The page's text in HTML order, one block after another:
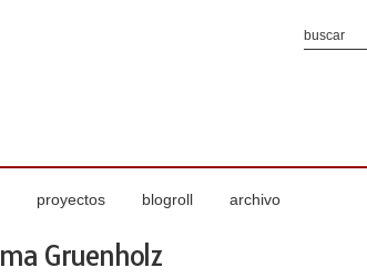
proyectos blogroll archivo
Gruenholz